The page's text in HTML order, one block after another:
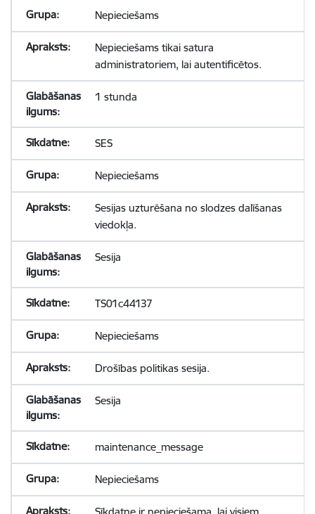
Nepieciešams
Nepieciešams tikai satura
administratoriem, lai autentificētos.
1 stunda
SES
Nepieciešams
Sesijas uzturēšana no slodzes dalīšanas
viedokļa.
Sesija
TS01c44137
Nepieciešams
Drošības politikas sesija.
Sesija
maintenance_message
Nepieciešams